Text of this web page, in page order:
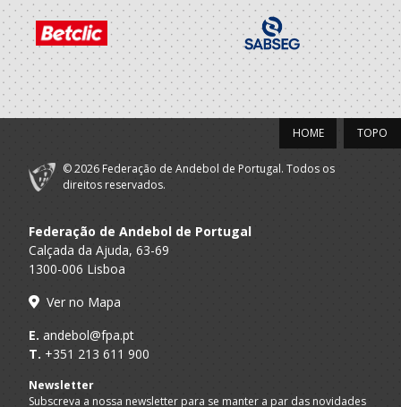
A.A. Porto
CDFP-Clube
Desportivo Foz
Porto
SUB-14 M / SUB-16 M
Porto A
Praia
Dac/Chelsea
Beach Handball -
AP
Sub 14 M - And Praia / SUB 16 M -
CDFP-Clube
TOPO
HOME
© 2026 Federação de Andebol de Portugal. Todos os
direitos reservados.
Federação de Andebol de Portugal
Calçada da Ajuda, 63-69
1300-006 Lisboa
Ver no Mapa
E. andebol@fpa.pt
T. +351 213 611 900
Newsletter
Subscreva a nossa newsletter para se manter a par das novidades